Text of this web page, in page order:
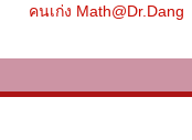
คนเก่ง Math@Dr.Dang